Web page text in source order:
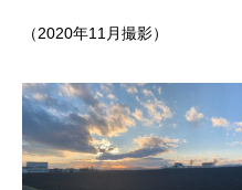
（2020年11月撮影）